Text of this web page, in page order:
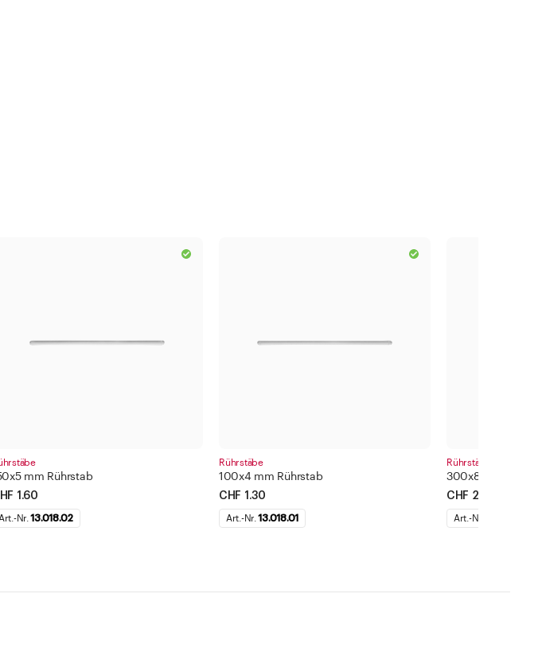
mm Rührstab
1.60
Art.-Nr.13.018.02
Rührstäbe
100x4 mm Rührstab
CHF 1.30
Art.-Nr.13.018.01
Rührstäbe
300x8 mm
CHF 2.30
Art.-Nr.